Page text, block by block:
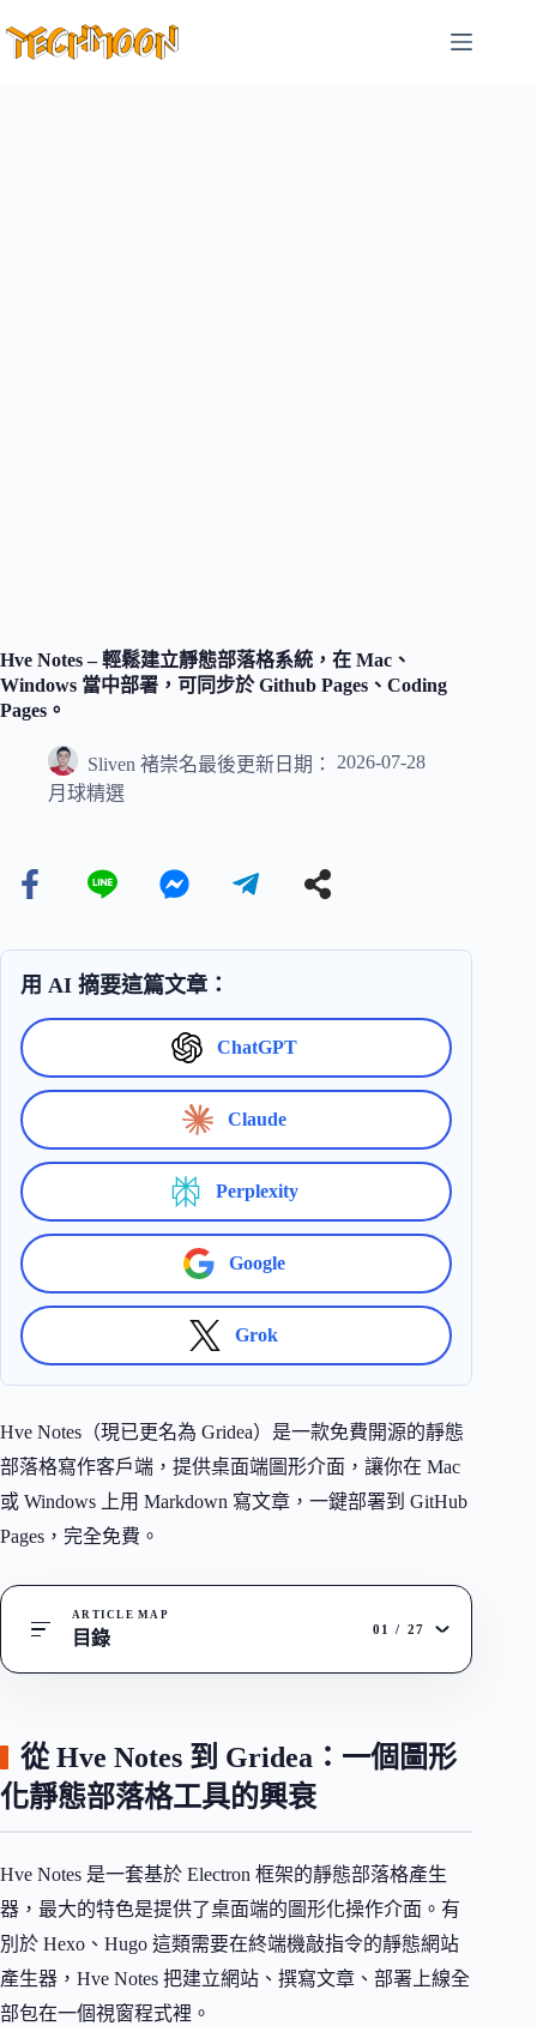
至
Hve Notes – 輕鬆建立靜態部落格系統，在 Mac、
Windows 當中部署，可同步於 Github Pages、Coding
Pages。
Sliven 褚崇名最後更新日期：
2026-07-28
月球精選
用 AI 摘要這篇文章：
ChatGPT
Claude
Perplexity
Google
Grok
Hve Notes（現已更名為 Gridea）是一款免費開源的靜態
部落格寫作客戶端，提供桌面端圖形介面，讓你在 Mac
或 Windows 上用 Markdown 寫文章，一鍵部署到 GitHub
Pages，完全免費。
ARTICLE MAP
目錄 01 / 27
從 Hve Notes 到 Gridea：一個圖形
化靜態部落格工具的興衰
Hve Notes 是一套基於 Electron 框架的靜態部落格產生
器，最大的特色是提供了桌面端的圖形化操作介面。有
別於 Hexo、Hugo 這類需要在終端機敲指令的靜態網站
產生器，Hve Notes 把建立網站、撰寫文章、部署上線全
部包在一個視窗程式裡。